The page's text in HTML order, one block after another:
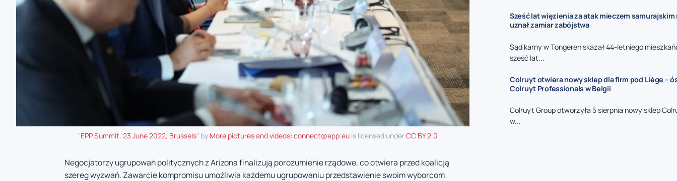
"EPP Summit, 23 June 2022, Brussels" by More pictures and videos: connect@epp.eu is licensed underCC BY 2.0
Negocjatorzy ugrupowań politycznych z Arizona finalizują porozumienie rządowe, co otwiera przed koalicją
szereg wyzwań. Zawarcie kompromisu umożliwia każdemu ugrupowaniu przedstawienie swoim wyborcom
Sześć lat więzienia za atak mieczem samurajskim
uznał zamiar zabójstwa
Sąd karny w Tongeren skazał 44-letniego
sześć lat...
Colruyt otwiera nowy sklep dla firm pod Liège –
Colruyt Professionals w Belgii
Colruyt Group otworzyła 5 sierpnia nowy sklep
w...